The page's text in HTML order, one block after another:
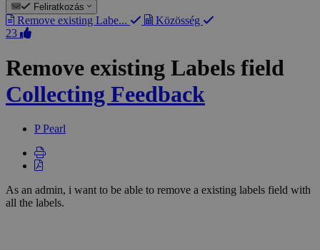
Feliratkozás
Remove existing Labe...
Közösség
23
Remove existing Labels field
Collecting Feedback
PPearl
As an admin, i want to be able to remove a existing labels field with
all the labels.